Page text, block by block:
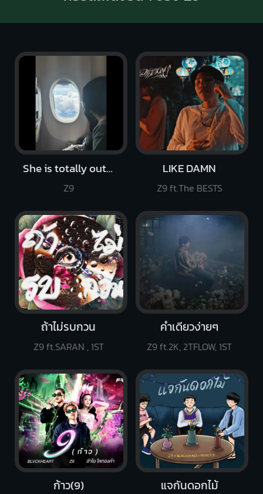
แจกันดอกไม้
LIKE DAMN
Z9 ft.The BESTS
คำเดียวง่ายๆ
Z9 ft.2K, 2TFLOW, 1ST
She is totally out of my League (Remix)
Z9
ก้าว(9)
ถ้าไม่รบกวน
Z9 ft.SARAN , 1ST